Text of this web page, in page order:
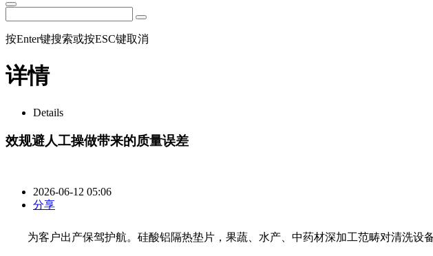
按Enter键搜索或按ESC键取消
详情
Details
效规避人工操做带来的质量误差
2026-06-12 05:06
分享
为客户出产保驾护航。硅酸铝隔热垫片，果蔬、水产、中药材深加工范畴对清洗设